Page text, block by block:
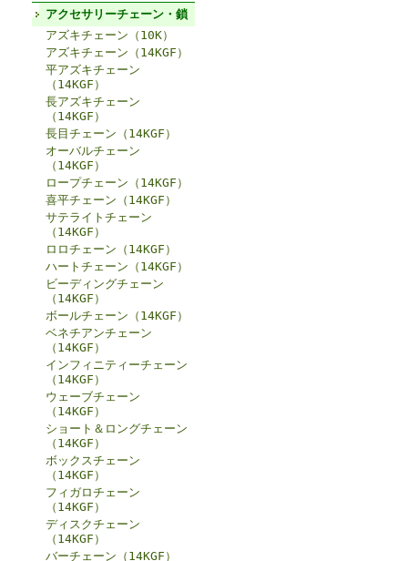
アクセサリーチェーン・鎖
アズキチェーン（10K）
アズキチェーン（14KGF）
平アズキチェーン
（14KGF）
長アズキチェーン
（14KGF）
長目チェーン（14KGF）
オーバルチェーン
（14KGF）
ロープチェーン（14KGF）
喜平チェーン（14KGF）
サテライトチェーン
（14KGF）
ロロチェーン（14KGF）
ハートチェーン（14KGF）
ビーディングチェーン
（14KGF）
ボールチェーン（14KGF）
ベネチアンチェーン
（14KGF）
インフィニティーチェーン
（14KGF）
ウェーブチェーン
（14KGF）
ショート＆ロングチェーン
（14KGF）
ボックスチェーン
（14KGF）
フィガロチェーン
（14KGF）
ディスクチェーン
（14KGF）
バーチェーン（14KGF）